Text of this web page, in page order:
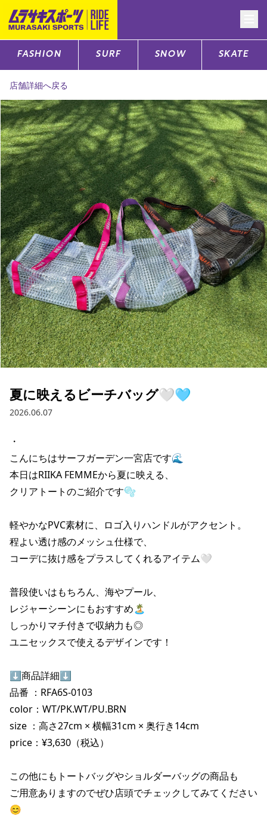
CATEGORY
サーフTOP
スノーTOP
スケートTOP
CONTENTS
ブランド一覧
特集一覧
スタッフスナップ
SUPPORT
ご利用ガイド
会員ランク
店頭受取サービス
ギフトラッピング
アフターサポート
下取り保証について
よくある質問
店舗一覧
ニュース
ムラサキスポーツ 公式アプリ
ポイント・クーポンもこのアプリで！
FASHION SURF SNOW SKATE
店舗詳細へ戻る
夏に映えるビーチバッグ🤍🩵
2026.06.07
・
こんにちはサーフガーデン一宮店です🌊
本日はRIIKA FEMMEから夏に映える、
クリアトートのご紹介です🫧
軽やかなPVC素材に、ロゴ入りハンドルがアクセント。
程よい透け感のメッシュ仕様で、
コーデに抜け感をプラスしてくれるアイテム🤍
普段使いはもちろん、海やプール、
レジャーシーンにもおすすめ🏝️
しっかりマチ付きで収納力も◎
ユニセックスで使えるデザインです！
⬇️商品詳細⬇️
品番 ：RFA6S-0103
color：WT/PK.WT/PU.BRN
size ：高さ27cm × 横幅31cm × 奥行き14cm
price：¥3,630（税込）
この他にもトートバッグやショルダーバッグの商品も
ご用意ありますのでぜひ店頭でチェックしてみてください
😊